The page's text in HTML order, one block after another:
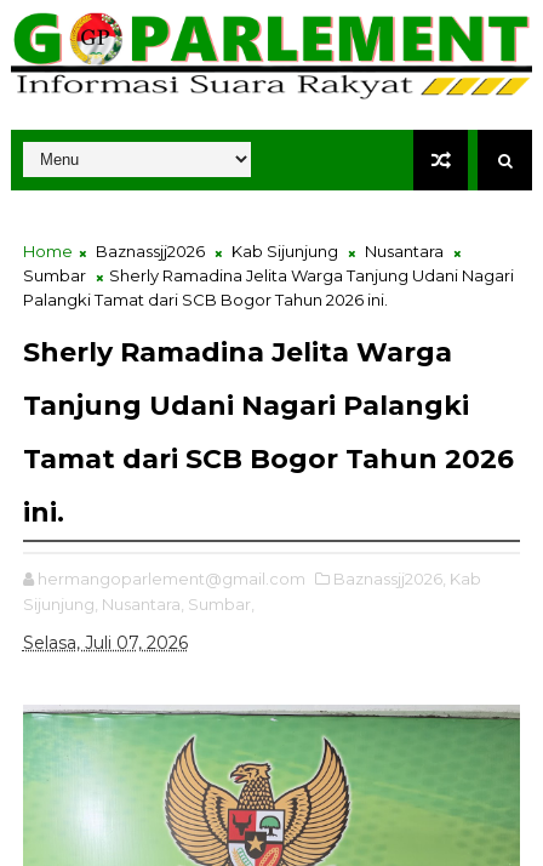
Home Baznassjj2026 Kab Sijunjung
Nusantara
Sumbar
Sherly Ramadina Jelita Warga Tanjung Udani Nagari
Palangki Tamat dari SCB Bogor Tahun 2026 ini.
Sherly Ramadina Jelita Warga
Tanjung Udani Nagari Palangki
Tamat dari SCB Bogor Tahun 2026
ini.
hermangoparlement@gmail.com Baznassjj2026, Kab
Sijunjung, Nusantara, Sumbar,
Selasa, Juli 07, 2026